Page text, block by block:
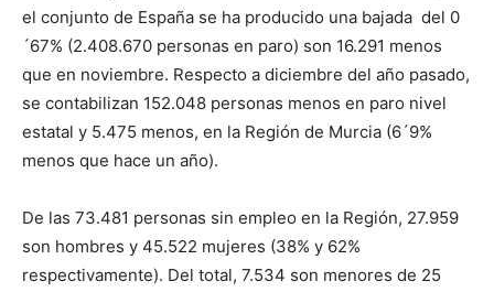
el conjunto de España se ha producido una bajada del 0
´67% (2.408.670 personas en paro) son 16.291 menos
que en noviembre. Respecto a diciembre del año pasado,
se contabilizan 152.048 personas menos en paro nivel
estatal y 5.475 menos, en la Región de Murcia (6´9%
menos que hace un año).
De las 73.481 personas sin empleo en la Región, 27.959
son hombres y 45.522 mujeres (38% y 62%
respectivamente). Del total, 7.534 son menores de 25